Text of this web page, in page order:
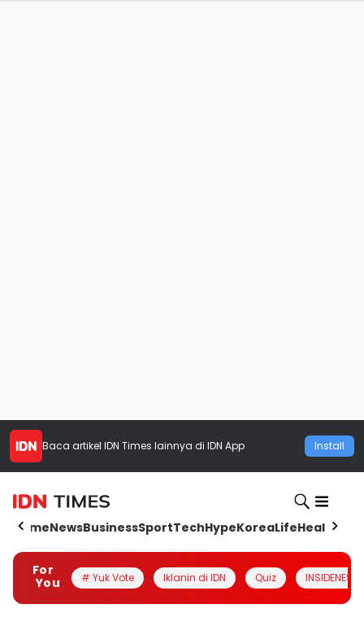
Baca artikel IDN Times lainnya di IDN App Install
HomeNewsBusinessSportTechHypeKoreaLifeHealth
For
You
# Yuk Vote Iklanin di IDN Quiz INSIDENESIA